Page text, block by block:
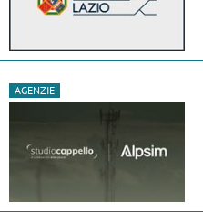
AGENZIE